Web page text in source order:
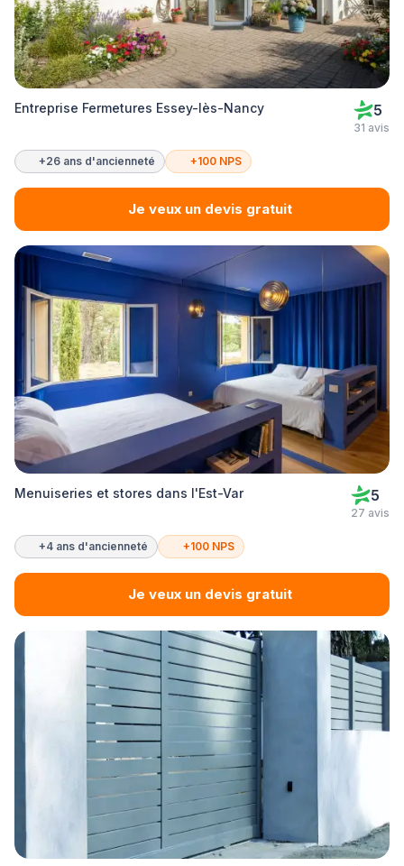
Entreprise Fermetures Essey-lès-Nancy 5
31 avis
+26 ans d'ancienneté +100 NPS
Je veux un devis gratuit
Menuiseries et stores dans l'Est-Var 5
27 avis
+4 ans d'ancienneté +100 NPS
Je veux un devis gratuit